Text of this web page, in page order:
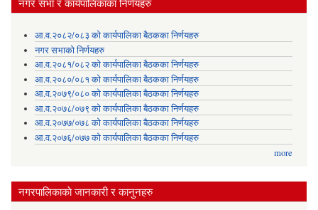
आ.व.२०८२/०८३ को कार्यपालिका बैठकका निर्णयहरु
नगर सभाको निर्णयहरु
आ.व.२०८१/०८२ को कार्यपालिका बैठकका निर्णयहरु
आ.व.२०८०/०८१ को कार्यपालिका बैठकका निर्णयहरु
आ.व.२०७९/०८० को कार्यपालिका बैठकका निर्णयहरु
आ.व.२०७८/०७९ को कार्यपालिका बैठकका निर्णयहरु
आ.व.२०७७/०७८ को कार्यपालिका बैठकका निर्णयहरु
आ.व.२०७६/०७७ को कार्यपालिका बैठकका निर्णयहरु
more
नगरपालिकाकाे जानकारी र कानुनहरु